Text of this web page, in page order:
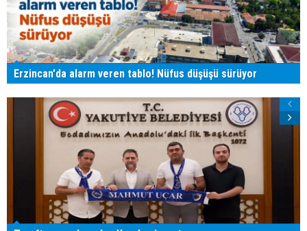
Erzincan'da alarm veren tablo! Nüfus düşüşü sürüyor